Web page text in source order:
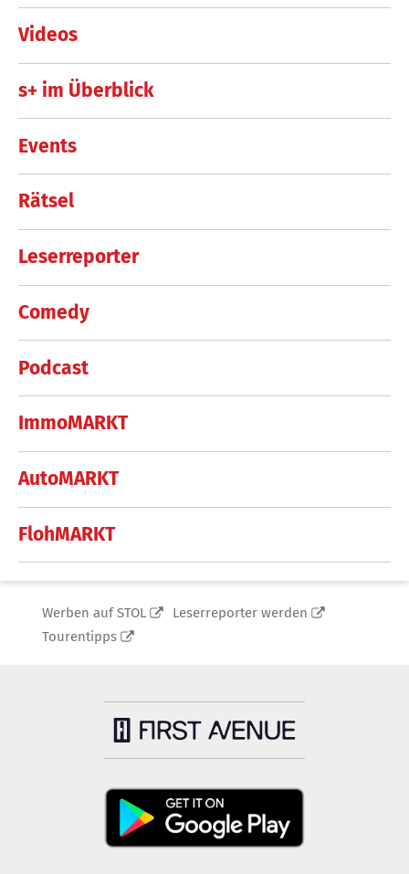
Videos
s+ im Überblick
Events
Rätsel
Leserreporter
Comedy
Podcast
ImmoMARKT
AutoMARKT
FlohMARKT
Werben auf STOL
Leserreporter werden
Tourentipps